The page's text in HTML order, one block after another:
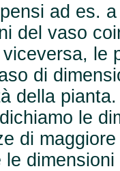
ad es.
del vaso
le
di
della
le
di